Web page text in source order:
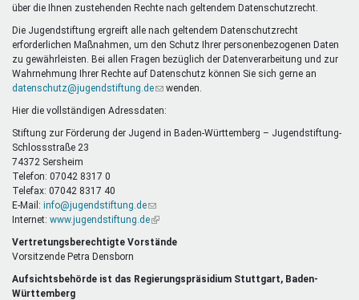
über die Ihnen zustehenden Rechte nach geltendem Datenschutzrecht.
Die Jugendstiftung ergreift alle nach geltendem Datenschutzrecht
erforderlichen Maßnahmen, um den Schutz Ihrer personenbezogenen Daten
zu gewährleisten. Bei allen Fragen bezüglich der Datenverarbeitung und zur
Wahrnehmung Ihrer Rechte auf Datenschutz können Sie sich gerne an
datenschutz@jugendstiftung.de(Link
E-
Mail)
wenden.
Hier die vollständigen Adressdaten:
Stiftung zur Förderung der Jugend in Baden-Württemberg – Jugendstiftung-
Schlossstraße 23
74372 Sersheim
Telefon: 07042 8317 0
Telefax: 07042 8317 40
E-Mail: info@jugendstiftung.de(Link
sendet
Mail)
Internet: www.jugendstiftung.de(Link
extern)
Vertretungsberechtigte Vorstände
Vorsitzende Petra Densborn
Aufsichtsbehörde ist das Regierungspräsidium Stuttgart, Baden-
Württemberg